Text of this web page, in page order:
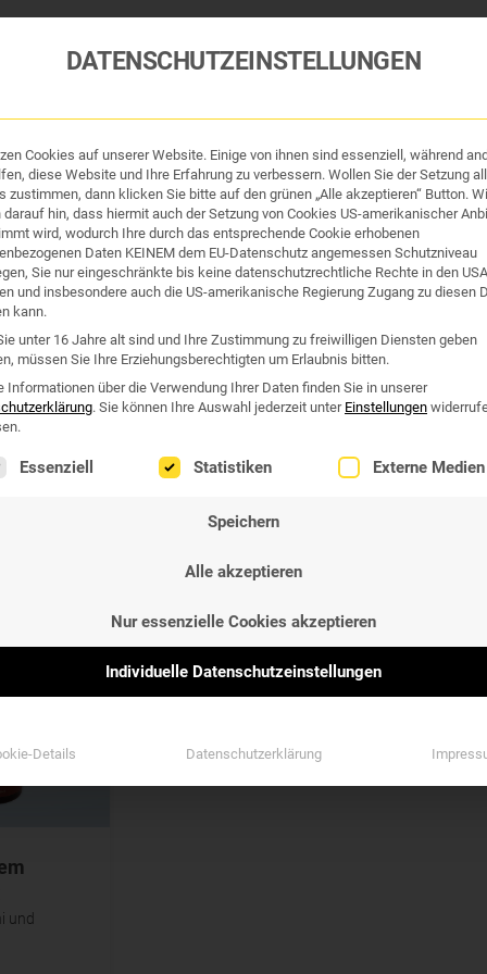
und Hygiene Organe & Organ-Uhr
Westend Online-Shop: Sicher, schnell und 24/7 für Sie da!
Gratisversand ab €50
GEGEN
gegen entzündungen“
ETIKETTEN
ETIKETTEN
und
DATENSCHUTZEINSTELLUNGEN
Cookies auf unserer Website. Einige von ihnen sind essenziell, während
diese Website und Ihre Erfahrung zu verbessern. Wollen Sie der Setzung
zustimmen, dann klicken Sie bitte auf den grünen „Alle akzeptieren“ Button.
hin, dass hiermit auch der Setzung von Cookies US-amerikanischer
wird, wodurch Ihre durch das entsprechende Cookie erhobenen
Daten KEINEM dem EU-Datenschutz angemessen Schutzniveau
Sie nur eingeschränkte bis keine datenschutzrechtliche Rechte in den USA
und insbesondere auch die US-amerikanische Regierung Zugang zu diesen
kann.
unter 16 Jahre alt sind und Ihre Zustimmung zu freiwilligen Diensten geben
müssen Sie Ihre Erziehungsberechtigten um Erlaubnis bitten.
Informationen über die Verwendung Ihrer Daten finden Sie in unserer
. Sie können Ihre Auswahl jederzeit unter Einstellungen
eine Liste der Service-Gruppen, für die eine Einwilligung
Essenziell Statistiken Externe Medien
Speichern
Alle akzeptieren
Nur essenzielle Cookies akzeptieren
Individuelle Datenschutzeinstellungen
Details Datenschutzerklärung